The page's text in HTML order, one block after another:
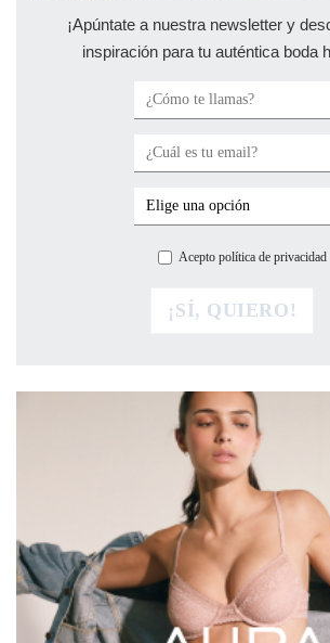
¡Apúntate a nuestra newsletter y
inspiración para tu auténtica boda
Acepto política de privacidad